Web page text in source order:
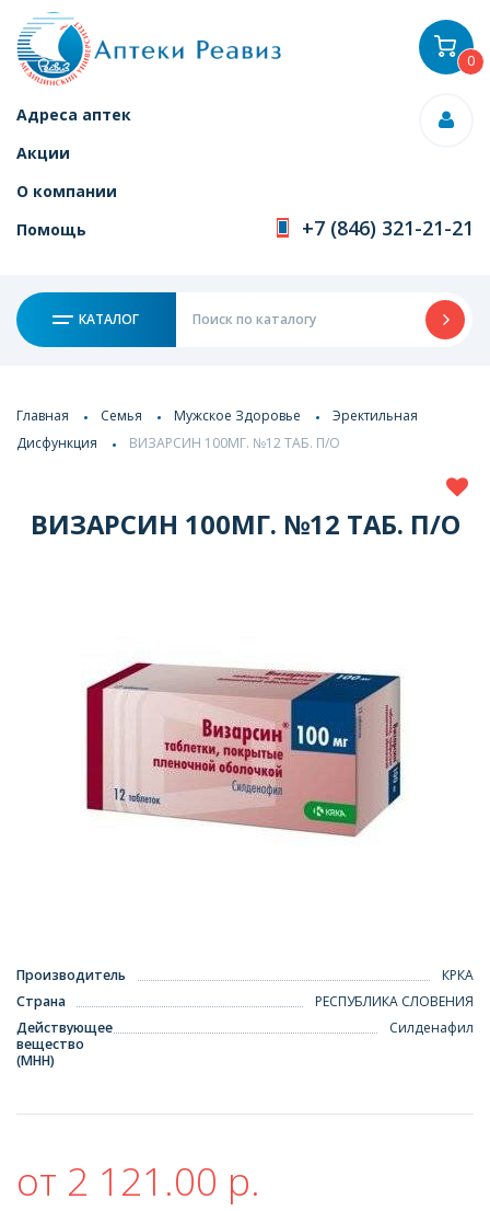
Адреса аптек
Акции
О компании
Помощь
+7 (846) 321-21-21
КАТАЛОГ
0
Главная Семья Мужское Здоровье
Эректильная
Дисфункция
ВИЗАРСИН 100МГ. №12 ТАБ. П/О
ВИЗАРСИН 100МГ. №12 ТАБ. П/О
Производитель
КРКА
Страна
РЕСПУБЛИКА СЛОВЕНИЯ
Действующее
вещество
(МНН)
Силденафил
от 2 121.00 р.